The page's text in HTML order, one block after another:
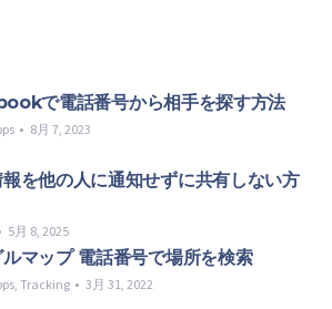
で電話番号から相手を探す方法
8月 7, 2023
を他の人に通知せずに共有しない方
5月 8, 2025
マップ 電話番号で場所を検索
, Tracking 3月 31, 2022